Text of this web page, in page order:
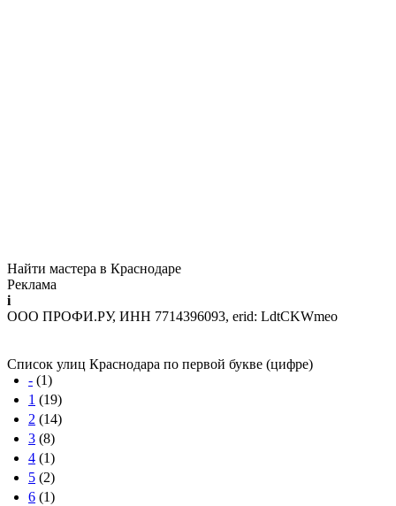
Найти мастера в Краснодаре
Реклама
i
ООО ПРОФИ.РУ, ИНН 7714396093, erid: LdtCKWmeo
Список улиц Краснодара по первой букве (цифре)
- (1)
1 (19)
2 (14)
3 (8)
4 (1)
5 (2)
6 (1)